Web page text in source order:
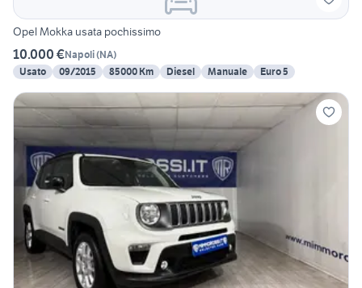
Opel Mokka usata pochissimo
10.000 €Napoli(NA)
Usato
09/2015 85000 Km Diesel Manuale Euro 5